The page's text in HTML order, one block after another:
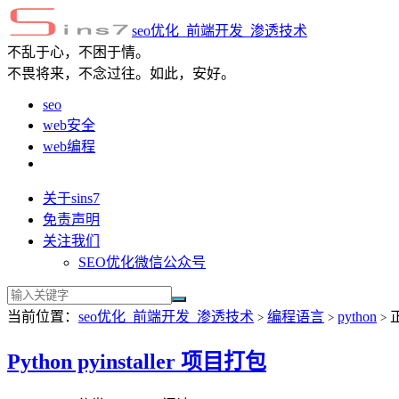
seo优化_前端开发_渗透技术
不乱于心，不困于情。
不畏将来，不念过往。如此，安好。
seo
web安全
web编程
关于sins7
免责声明
关注我们
SEO优化微信公众号
当前位置： seo优化_前端开发_渗透技术 > 编程语言 > python >
Python pyinstaller 项目打包